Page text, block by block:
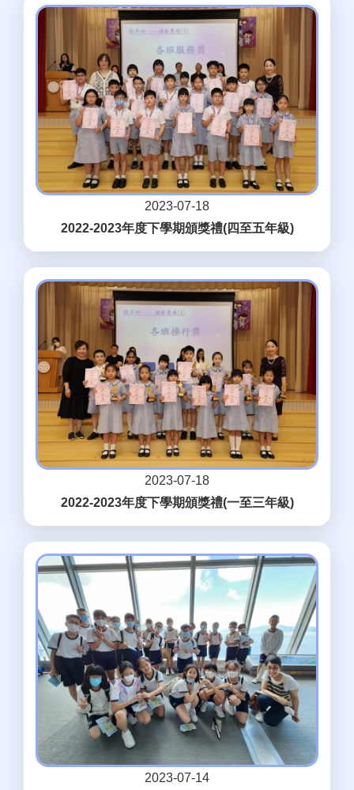
2023-07-18
2022-2023年度下學期頒獎禮(四至五年級)
2023-07-18
2022-2023年度下學期頒獎禮(一至三年級)
2023-07-14